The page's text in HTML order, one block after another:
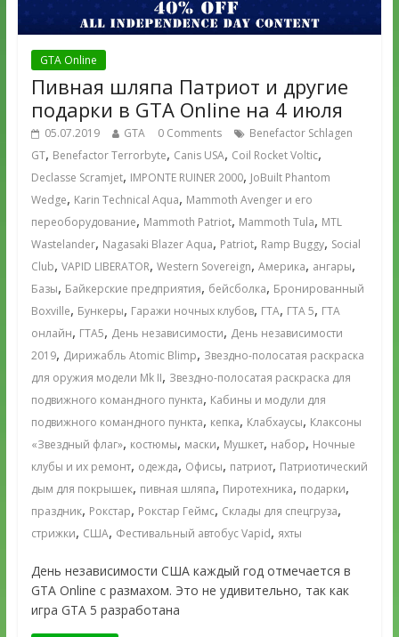
GTA Online
Пивная шляпа Патриот и другие
подарки в GTA Online на 4 июля
05.07.2019 GTA 0 Comments
Benefactor Schlagen
GT, Benefactor Terrorbyte, Canis USA, Coil Rocket Voltic,
Declasse Scramjet, IMPONTE RUINER 2000, JoBuilt Phantom
Wedge, Karin Technical Aqua, Mammoth Avenger и его
переоборудование, Mammoth Patriot, Mammoth Tula, MTL
Wastelander, Nagasaki Blazer Aqua, Patriot, Ramp Buggy, Social
Club, VAPID LIBERATOR, Western Sovereign, Америка, ангары,
Базы, Байкерские предприятия, бейсболка, Бронированный
Boxville, Бункеры, Гаражи ночных клубов, ГТА, ГТА 5, ГТА
онлайн, ГТА5, День независимости, День независимости
2019, Дирижабль Atomic Blimp, Звездно-полосатая раскраска
для оружия модели Mk II, Звездно-полосатая раскраска для
подвижного командного пункта, Кабины и модули для
подвижного командного пункта, кепка, Клабхаусы, Клаксоны
«Звездный флаг», костюмы, маски, Мушкет, набор, Ночные
клубы и их ремонт, одежда, Офисы, патриот, Патриотический
дым для покрышек, пивная шляпа, Пиротехника, подарки,
праздник, Рокстар, Рокстар Геймс, Склады для спецгруза,
стрижки, США, Фестивальный автобус Vapid, яхты
День независимости США каждый год отмечается в
GTA Online с размахом. Это не удивительно, так как
игра GTA 5 разработана